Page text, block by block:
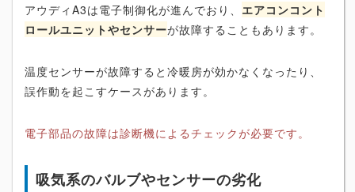
アウディA3は電子制御化が進んでおり、 エアコンコント
ロールユニットやセンサーが故障することもあります。
温度センサーが故障すると冷暖房が効かなくなったり、
誤作動を起こすケースがあります。
電子部品の故障は診断機によるチェックが必要です。
吸気系のバルブやセンサーの劣化